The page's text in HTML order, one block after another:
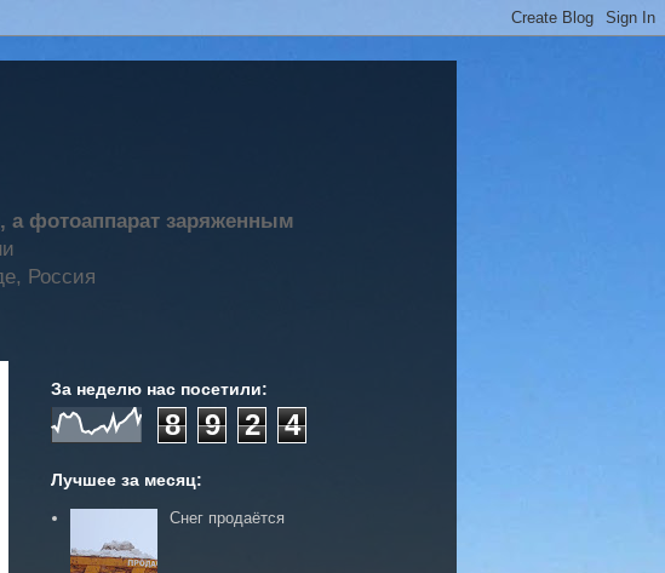
а фотоаппарат заряженным
Россия
За неделю нас посетили:
8 9 2 4
Лучшее за месяц:
Снег продаётся